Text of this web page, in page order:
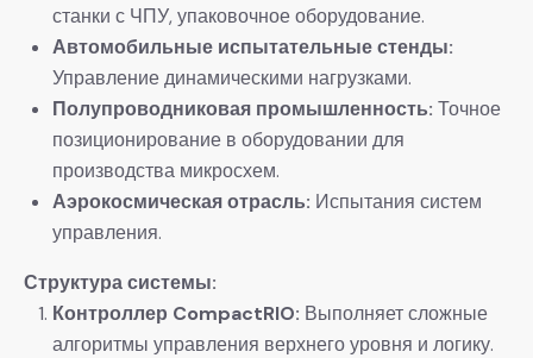
станки с ЧПУ, упаковочное оборудование.
​Автомобильные испытательные стенды:​
Управление динамическими нагрузками.
​Полупроводниковая промышленность:​ ​ Точное
позиционирование в оборудовании для
производства микросхем.
​Аэрокосмическая отрасль:​ ​ Испытания систем
управления.
​Структура системы:​
​Контроллер CompactRIO:​ ​ Выполняет сложные
алгоритмы управления верхнего уровня и логику.